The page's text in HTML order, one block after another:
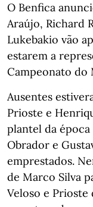
O Benfica
Araújo, Richard
Lukebakio vão
estarem a
Campeonato do
Ausentes
Prioste e
plantel da época
Obrador e
emprestados.
de Marco Silva
Veloso e Prioste